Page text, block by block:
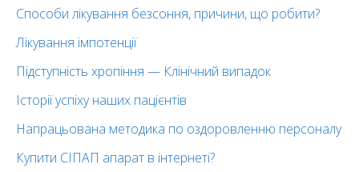
Способи лікування безсоння, причини, що робити?
Лікування імпотенції
Підступність хропіння — Клінічний випадок
Історії успіху наших пацієнтів
Напрацьована методика по оздоровленню персоналу
Купити СІПАП апарат в інтернеті?